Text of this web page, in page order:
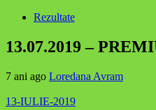
Rezultate
13.07.2019 –
7 ani ago Loredana Avram
13-IULIE-2019